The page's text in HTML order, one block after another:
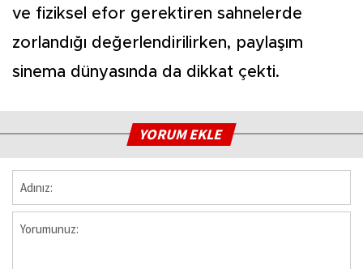
ve fiziksel efor gerektiren sahnelerde
zorlandığı değerlendirilirken, paylaşım
sinema dünyasında da dikkat çekti.
YORUM EKLE